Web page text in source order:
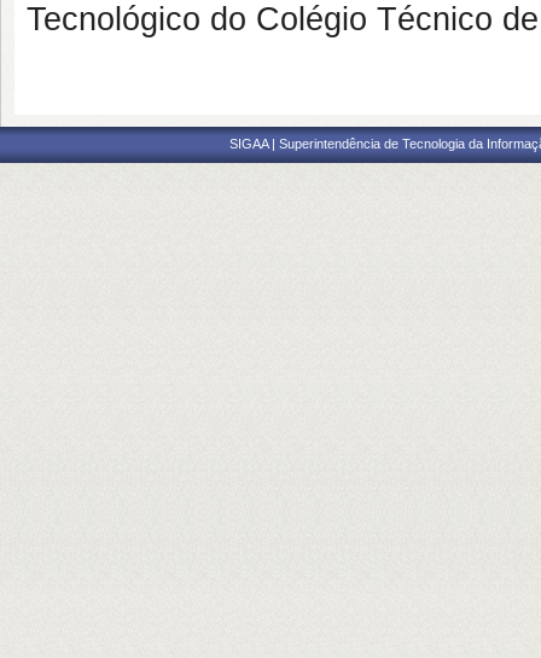
Tecnológico do Colégio Técnico
SIGAA | Superintendência de Tecnologia da